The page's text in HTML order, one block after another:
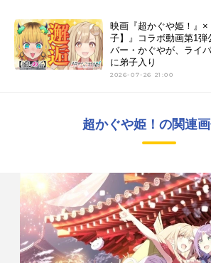
映画『超かぐや姫！』
子】』コラボ動画第1
バー・かぐやが、ライ
に弟子入り
2026-07-26 21:00
超かぐや姫！の関連